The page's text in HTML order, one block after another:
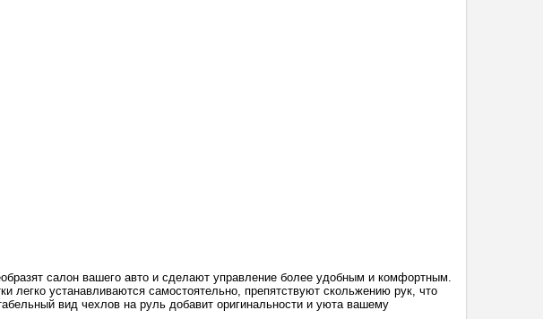
салон вашего авто и сделают управление более удобным и комфортным.
легко устанавливаются самостоятельно, препятствуют скольжению рук, что
вид чехлов на руль добавит оригинальности и уюта вашему